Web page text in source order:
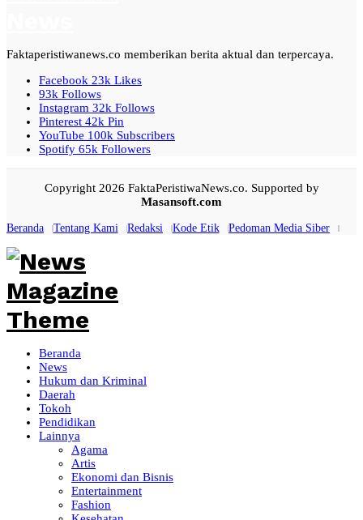
Faktaperistiwanews.co memberikan berita aktual dan terpercaya.
Facebook 23k Likes
93k Follows
Instagram 32k Follows
Pinterest 42k Pin
YouTube 100k Subscribers
Spotify 65k Followers
Copyright 2026 FaktaPeristiwaNews.co. Supported by
Masansoft.com
Beranda Tentang Kami Redaksi Kode Etik Pedoman Media Siber
Beranda
News
Hukum dan Kriminal
Daerah
Tokoh
Pendidikan
Lainnya
Agama
Artis
Ekonomi dan Bisnis
Entertainment
Fashion